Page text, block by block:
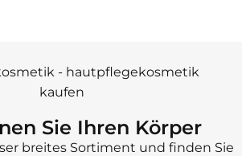
Sie Ihren Körper
breites Sortiment und finden Sie